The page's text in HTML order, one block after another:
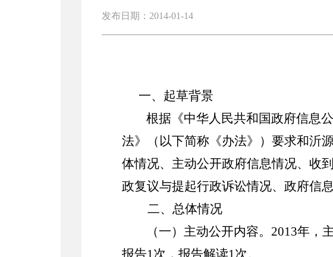
发布日期：2014-01-14
一、起草背景
根据 《中华人民共和国政府信息
法》（以下简称《办法》） 要求和沂
体情况、主动公开政府信息情况、收
政复议与提起行政诉讼情况、政府信
二、 总体情况
（一）主动公开内容。 2013年，
报告1 次，报告解读1 次。